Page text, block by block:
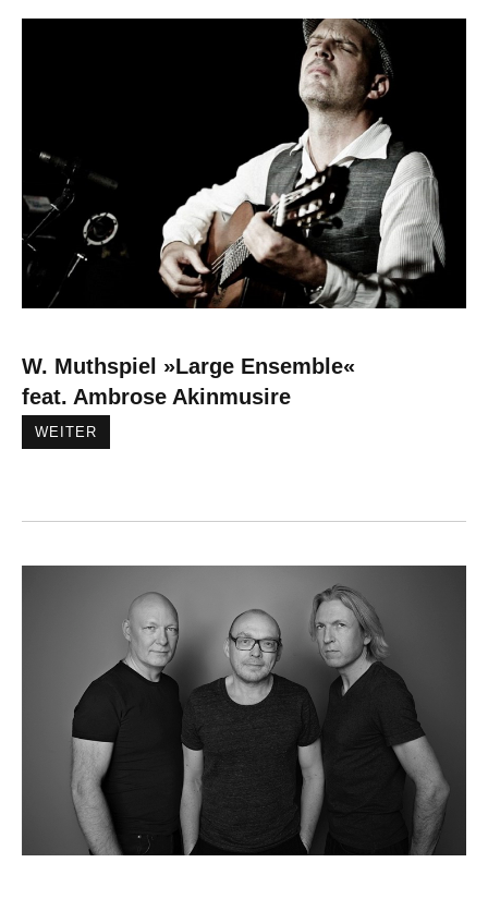
W. Muthspiel »Large Ensemble«
feat. Ambrose Akinmusire
WEITER